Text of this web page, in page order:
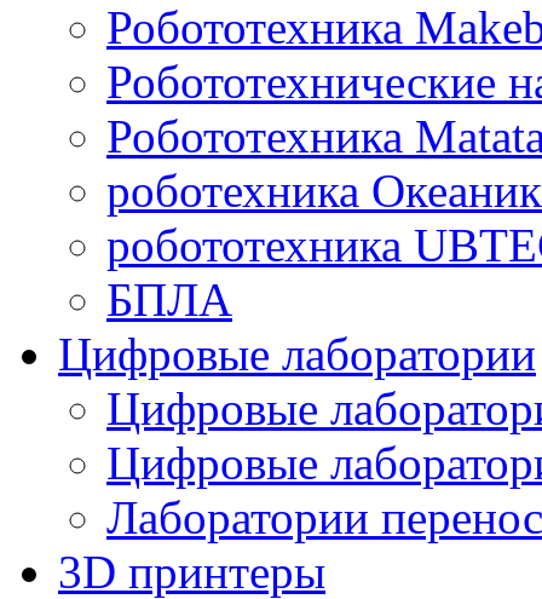
Робототехника
Робототехнические
Робототехника
роботехника
робототехника
БПЛА
Цифровые лаборатории
Цифровые
Цифровые
Лаборатории
3D принтеры